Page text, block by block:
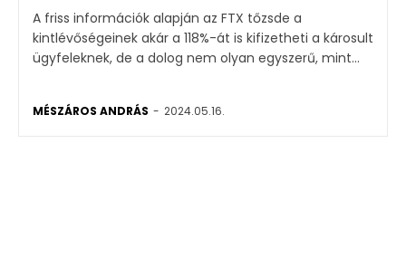
A friss információk alapján az FTX tőzsde a
kintlévőségeinek akár a 118%-át is kifizetheti a károsult
ügyfeleknek, de a dolog nem olyan egyszerű, mint...
MÉSZÁROS ANDRÁS - 2024.05.16.